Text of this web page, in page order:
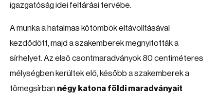
igazgatóság idei feltárási tervébe.
A munka a hatalmas kőtömbök eltávolításával
kezdődött, majd a szakemberek megnyitották a
sírhelyet. Az első csontmaradványok 80 centiméteres
mélységben kerültek elő, később a szakemberek a
tömegsírban négy katona földi maradványait